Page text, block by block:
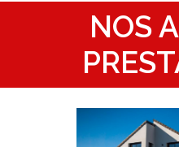
NOS